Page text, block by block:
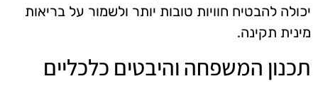
יכולה להבטיח חוויות טובות יותר ולשמור על בריאות
מינית תקינה.
תכנון המשפחה והיבטים כלכליים